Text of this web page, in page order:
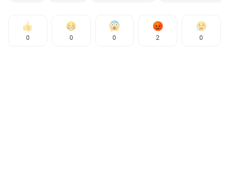
0 0 0 2 0